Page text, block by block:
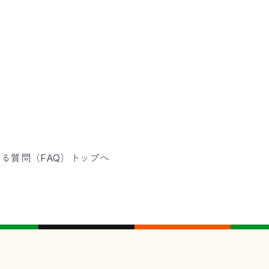
質問（FAQ）トップへ